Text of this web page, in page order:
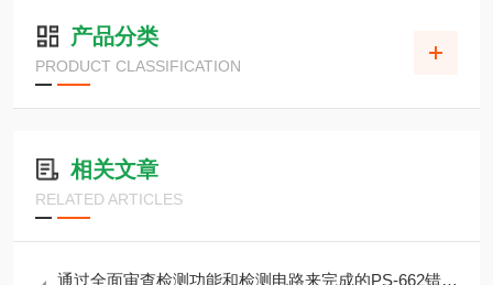
产品分类
PRODUCT CLASSIFICATION
相关文章
RELATED ARTICLES
通过全面审查检测功能和检测电路来完成的PS-662错误检测器